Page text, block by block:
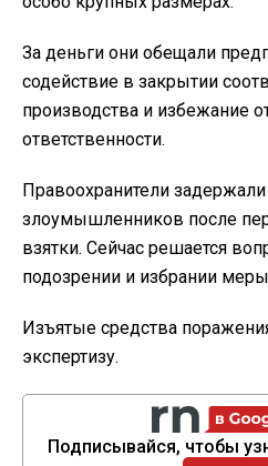
За деньги они обещали
содействие в закрытии
производства и избежание
ответственности.
Правоохранители
злоумышленников после
взятки. Сейчас решается
подозрении и избрании
Изъятые средства
экспертизу.
Подписывайся, чтобы